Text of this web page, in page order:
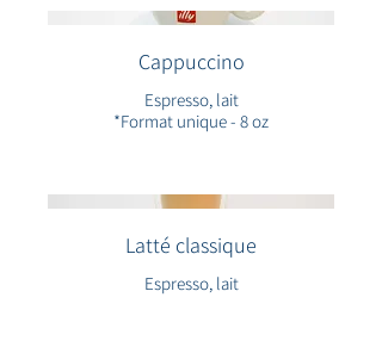
Cappuccino
Espresso, lait
*Format unique - 8 oz
Latté classique
Espresso, lait